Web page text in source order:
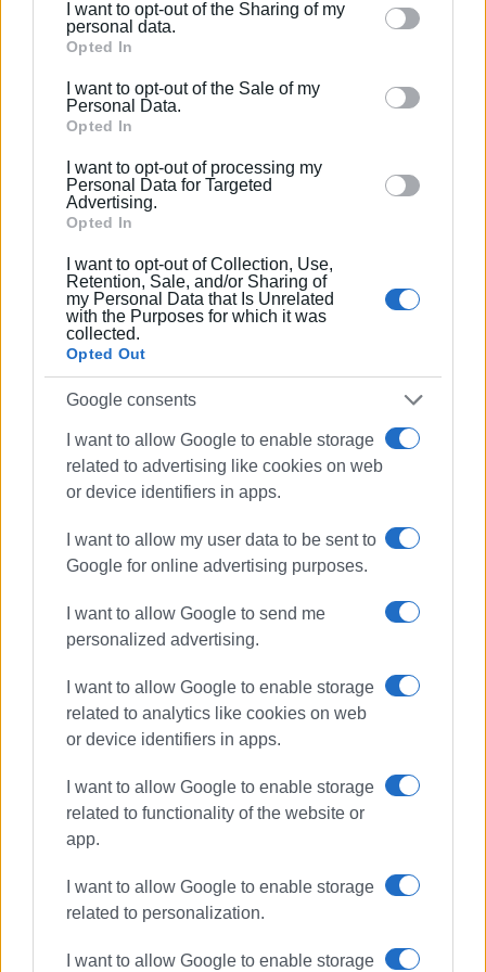
Please note that this website/app uses one or more
Google services and may gather and store information
behaviour. You may click to grant or deny consent to
Google and its third-party tags to use your data for
section.
I want to opt-out of the Sharing of my
personal data.
Opted In
I want to opt-out of the Sale of my
Personal Data.
Opted In
I want to opt-out of processing my
Personal Data for Targeted
Advertising.
Opted In
I want to opt-out of Collection, Use,
Retention, Sale, and/or Sharing of
my Personal Data that Is Unrelated
with the Purposes for which it was
collected.
Opted Out
Google consents
I want to allow Google to enable storage
related to advertising like cookies on web
or device identifiers in apps.
I want to allow my user data to be sent to
Google for online advertising purposes.
I want to allow Google to send me
personalized advertising.
I want to allow Google to enable storage
related to analytics like cookies on web
or device identifiers in apps.
I want to allow Google to enable storage
related to functionality of the website or
app.
I want to allow Google to enable storage
related to personalization.
I want to allow Google to enable storage
Αντίστοιχα, στον Δήμο Νότιας Κέρκυρας το ενδιαφέρον
της Δημοτικής Επιτροπής παρά στο προεδρείο του
Δημοτικού Συμβουλίου, καθώς εκεί θα αποτυπωθούν οι
βαθμός συμμετοχής διαφορετικών στελεχών στη λήψη
των καθημερινών αποφάσεων.
σε σημαντικό βαθμό την πολιτική ένταση που
χαρακτήριζε παλαιότερα τις δημαιρεσίες, οι εκλογές
των συλλογικών οργάνων εξακολουθούν να
λειτουργούν ως εσωτερικό «βαρόμετρο» για κάθε
δημοτική αρχή. Οι επιλογές των προσώπων, οι
συμβολισμοί που εκπέμπουν και οι ισορροπίες που
διαμορφώνουν αποτελούν ουσιαστικά το πρώτο
πολιτικό μήνυμα για τον τρόπο με τον οποίο οι
διοικήσεις σκοπεύουν να πορευθούν μέχρι τις επόμενες
Εμφανίσεις: 1881
ΓΙΩΡΓΟΣ ΚΑΤΣΑΪΤΗΣ
Είναι ο εκδότης - διευθυντής της Ενημέρωσης.
Έχει σπουδάσει και εργαστεί ως μηχανικός και
ηλεκτρονικός. Δημοσιογραφεί από τις αρχές της
δεκαετίας του 1980. Έχει συνεργαστεί με σχεδόν
πρόεδρος του Συνδέσμου Ημερησίων